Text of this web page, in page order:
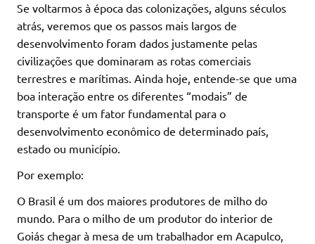
Se voltarmos à época das colonizações, alguns séculos
atrás, veremos que os passos mais largos de
desenvolvimento foram dados justamente pelas
civilizações que dominaram as rotas comerciais
terrestres e marítimas. Ainda hoje, entende-se que uma
boa interação entre os diferentes “modais” de
transporte é um fator fundamental para o
desenvolvimento econômico de determinado país,
estado ou município.
Por exemplo:
O Brasil é um dos maiores produtores de milho do
mundo. Para o milho de um produtor do interior de
Goiás chegar à mesa de um trabalhador em Acapulco,